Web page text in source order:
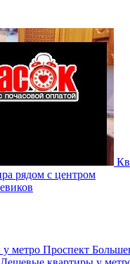
рядом с центром
метро Проспект